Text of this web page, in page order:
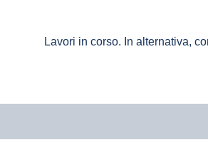
Lavori in corso. In alternativa,